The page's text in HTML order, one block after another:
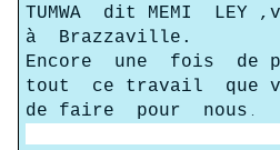
TUMWA dit MEMI
à Brazzaville.
Encore une fois de
tout ce travail que
de faire pour nous .